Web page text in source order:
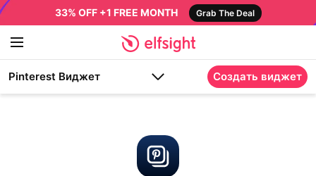
33% OFF +1 FREE MONTH Grab The Deal
Pinterest Виджет Создать виджет